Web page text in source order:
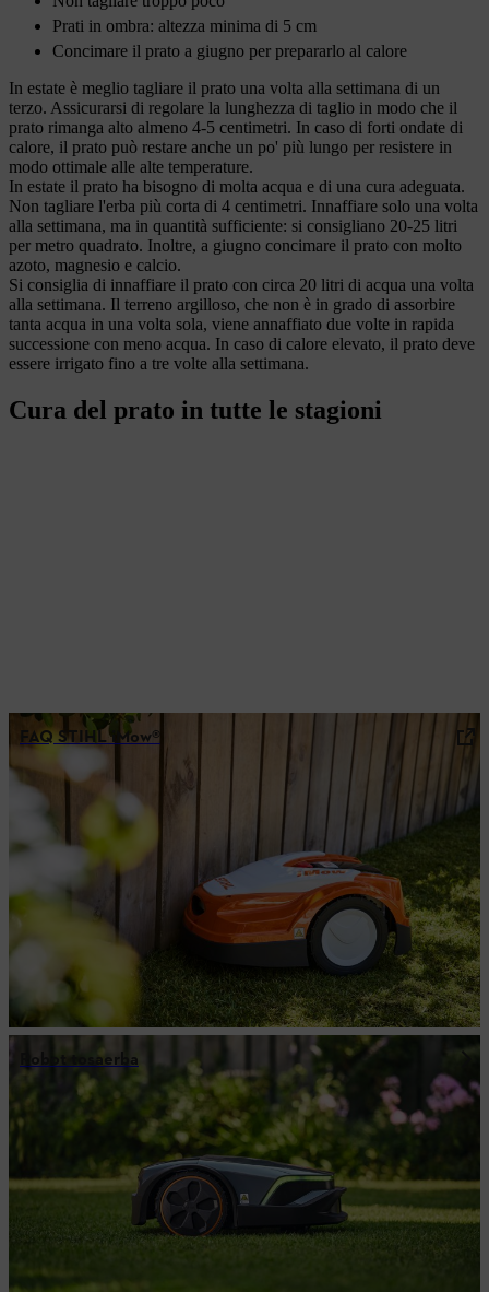
Prati in ombra: altezza minima di 5 cm
Concimare il prato a giugno per prepararlo al calore
In estate è meglio tagliare il prato una volta alla settimana di un
terzo. Assicurarsi di regolare la lunghezza di taglio in modo che il
prato rimanga alto almeno 4-5 centimetri. In caso di forti ondate di
calore, il prato può restare anche un po' più lungo per resistere in
modo ottimale alle alte temperature.
In estate il prato ha bisogno di molta acqua e di una cura adeguata.
Non tagliare l'erba più corta di 4 centimetri. Innaffiare solo una volta
alla settimana, ma in quantità sufficiente: si consigliano 20-25 litri
per metro quadrato. Inoltre, a giugno concimare il prato con molto
azoto, magnesio e calcio.
Si consiglia di innaffiare il prato con circa 20 litri di acqua una volta
alla settimana. Il terreno argilloso, che non è in grado di assorbire
tanta acqua in una volta sola, viene annaffiato due volte in rapida
successione con meno acqua. In caso di calore elevato, il prato deve
essere irrigato fino a tre volte alla settimana.
Cura del prato in tutte le stagioni
FAQ STIHL iMow®
Robot tosaerba